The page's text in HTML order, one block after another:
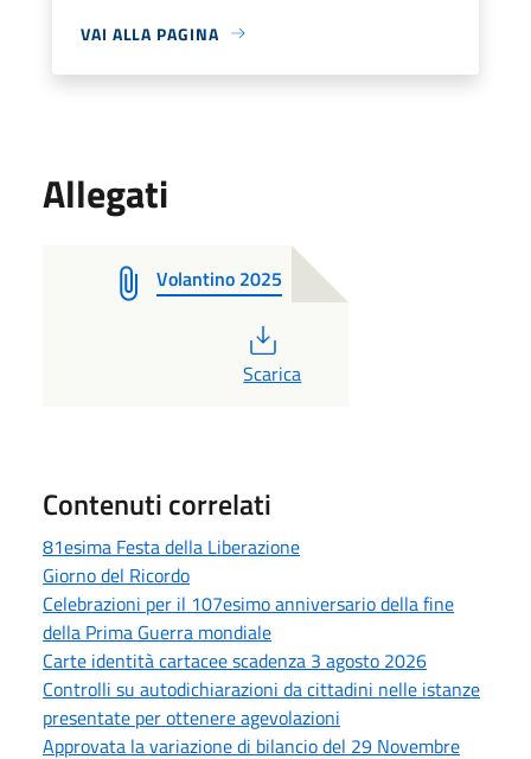
VAI ALLA PAGINA
Allegati
Volantino 2025
PDF
Scarica
Contenuti correlati
81esima Festa della Liberazione
Giorno del Ricordo
Celebrazioni per il 107esimo anniversario della fine
della Prima Guerra mondiale
Carte identità cartacee scadenza 3 agosto 2026
Controlli su autodichiarazioni da cittadini nelle istanze
presentate per ottenere agevolazioni
Approvata la variazione di bilancio del 29 Novembre